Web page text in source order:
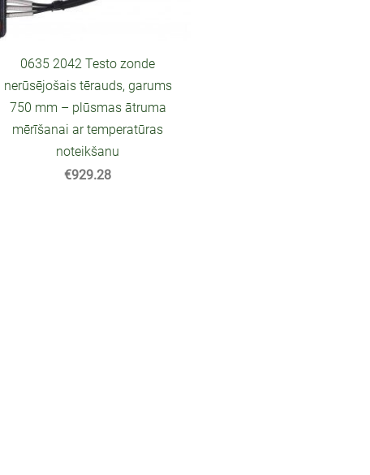
0635 2042 Testo zonde
nerūsējošais tērauds, garums
750 mm – plūsmas ātruma
mērīšanai ar temperatūras
noteikšanu
€929.28